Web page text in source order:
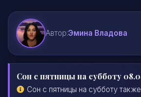
Автор:Эмина Владова
Сон с пятницы на субботу
Сон с пятницы на субботу